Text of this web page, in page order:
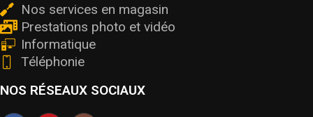
Nos services en magasin
Prestations photo et vidéo
Informatique
Téléphonie
NOS RÉSEAUX SOCIAUX